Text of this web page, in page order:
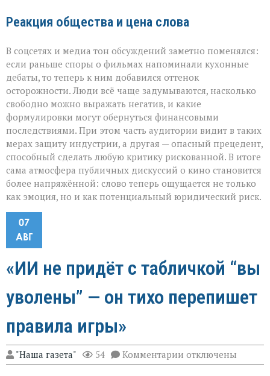
Реакция общества и цена слова
В соцсетях и медиа тон обсуждений заметно поменялся:
если раньше споры о фильмах напоминали кухонные
дебаты, то теперь к ним добавился оттенок
осторожности. Люди всё чаще задумываются, насколько
свободно можно выражать негатив, и какие
формулировки могут обернуться финансовыми
последствиями. При этом часть аудитории видит в таких
мерах защиту индустрии, а другая — опасный прецедент,
способный сделать любую критику рискованной. В итоге
сама атмосфера публичных дискуссий о кино становится
более напряжённой: слово теперь ощущается не только
как эмоция, но и как потенциальный юридический риск.
07
АВГ
«ИИ не придёт с табличкой “вы
уволены” — он тихо перепишет
правила игры»
"Наша газета" 54 Комментарии к
записи
отключены